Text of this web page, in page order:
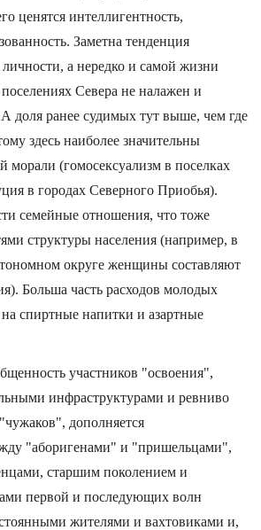
ценятся интеллигентность,
Заметна тенденция
а нередко и самой жизни
Севера не налажен и
доля ранее судимых тут выше, чем где
здесь наиболее значительны
морали (гомосексуализм в поселках
в городах Северного Приобья).
семейные отношения, что тоже
структуры населения (например, в
округе женщины составляют
Больша часть расходов молодых
на спиртные напитки и азартные
участников "освоения",
инфраструктурами и ревниво
дополняется
"аборигенами" и "пришельцами",
старшим поколением и
первой и последующих волн
жителями и вахтовиками и,